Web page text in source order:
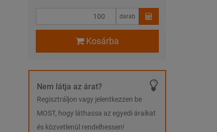
darab
Kosárba
Nem látja az árat?
Regisztráljon vagy jelentkezzen be
MOST, hogy láthassa az egyedi áraikat
és közvetlenül rendelhessen!